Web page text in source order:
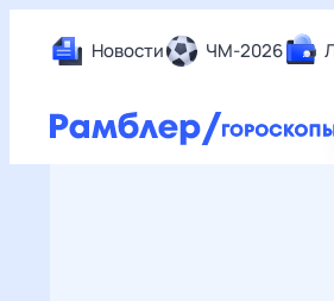
Новости ЧМ-2026